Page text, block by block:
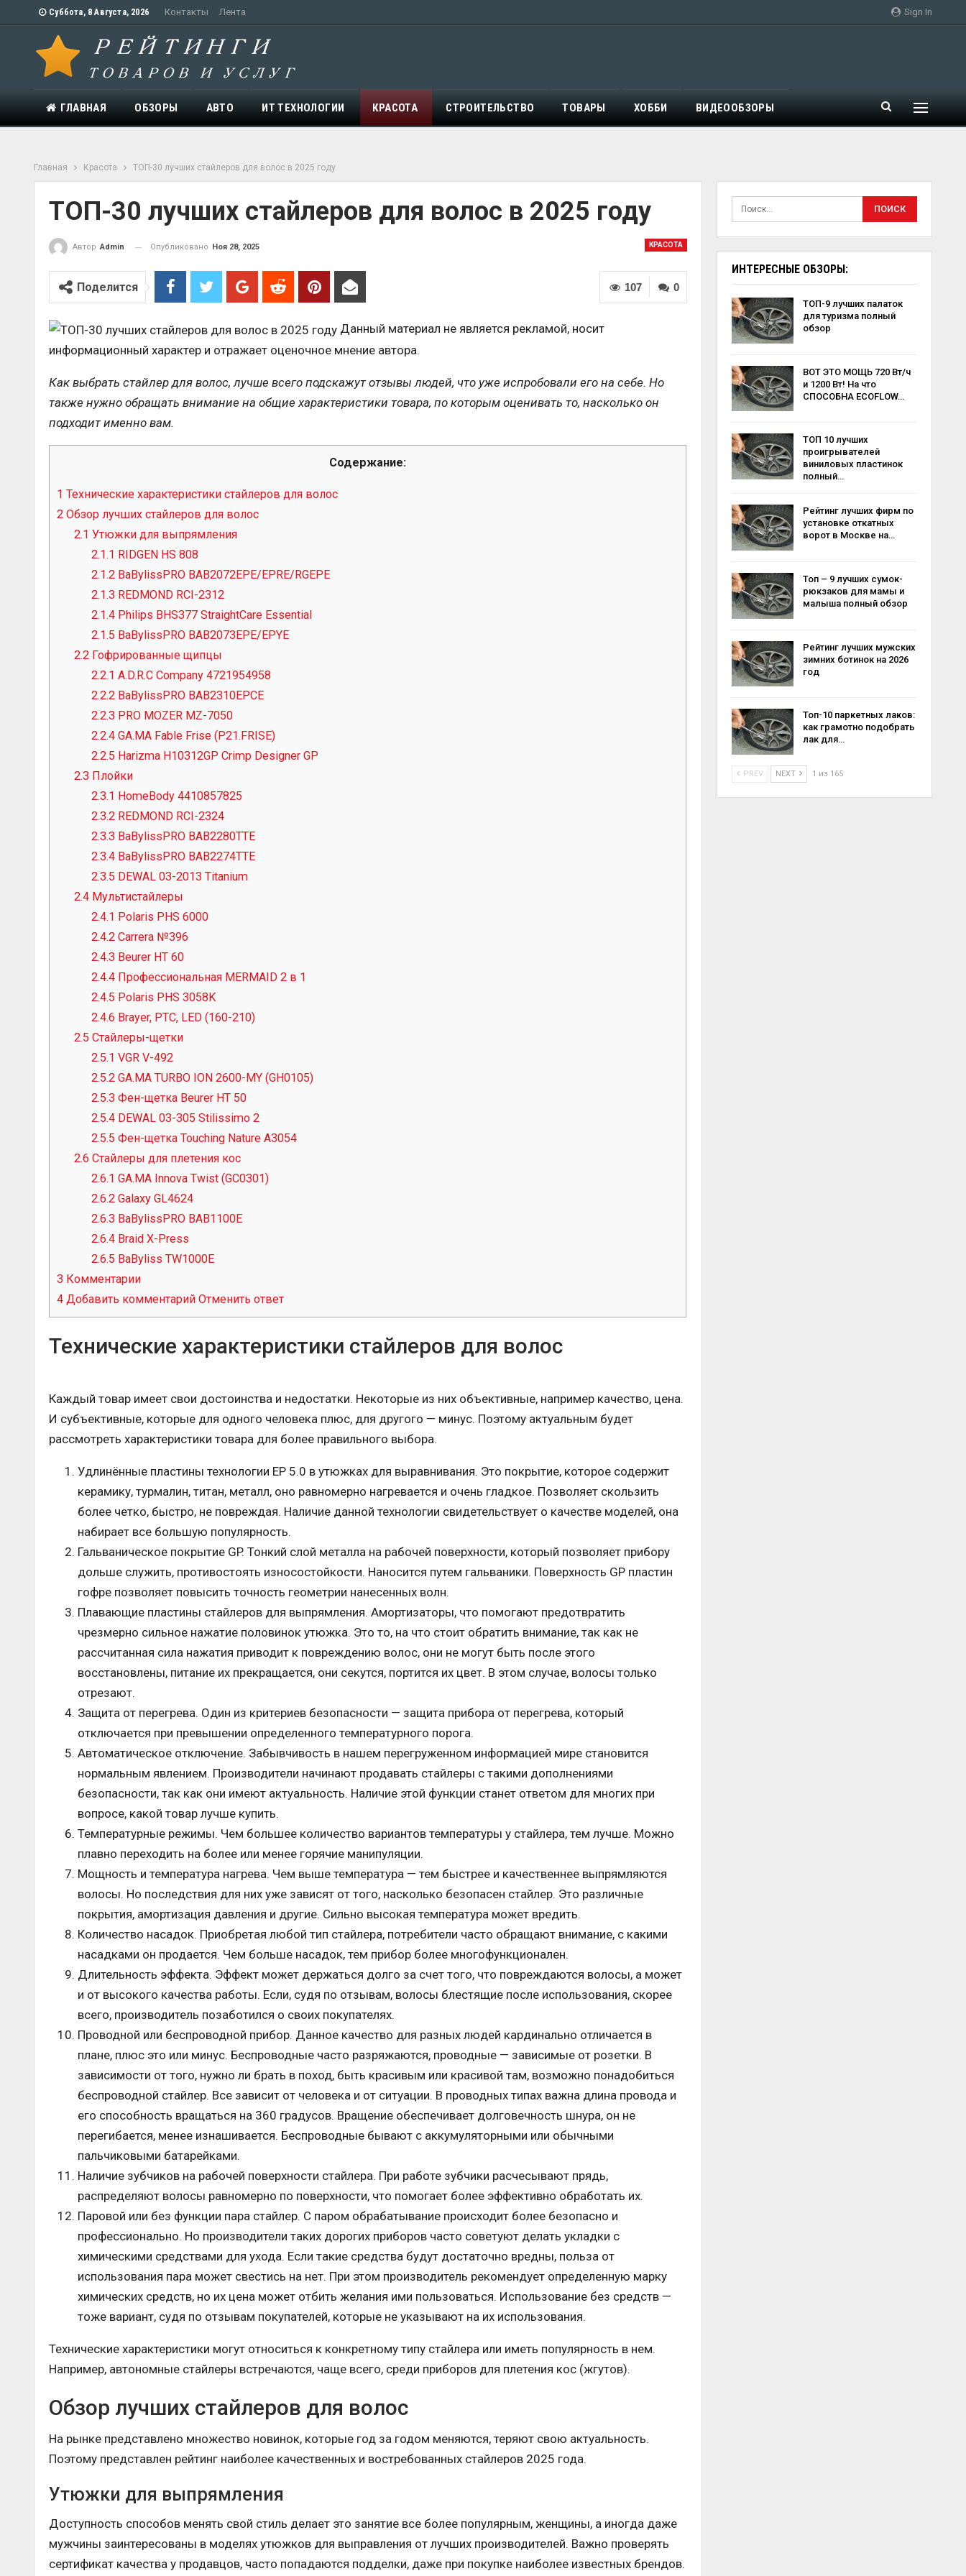
Sign In
Суббота, 8 Августа, 2026 Контакты Лента
ГЛАВНАЯ ОБЗОРЫ АВТО ИТ ТЕХНОЛОГИИ КРАСОТА СТРОИТЕЛЬСТВО ТОВАРЫ ХОББИ ВИДЕООБЗОРЫ
Главная Красота ТОП-30 лучших стайлеров для волос в 2025 году
ТОП-30 лучших стайлеров для волос в 2025 году
КРАСОТА
Автор Admin Опубликовано Ноя 28, 2025
0
107
Поделится
Данный материал не является рекламой, носит
информационный характер и отражает оценочное мнение автора.
Как выбрать стайлер для волос, лучше всего подскажут отзывы людей, что уже испробовали его на себе. Но
также нужно обращать внимание на общие характеристики товара, по которым оценивать то, насколько он
подходит именно вам.
Содержание:
1 Технические характеристики стайлеров для волос
2 Обзор лучших стайлеров для волос
2.1 Утюжки для выпрямления
2.1.1 RIDGEN HS 808
2.1.2 BaBylissPRO BAB2072EPE/EPRE/RGEPE
2.1.3 REDMOND RCI-2312
2.1.4 Philips BHS377 StraightCare Essential
2.1.5 BaBylissPRO BAB2073EPE/EPYE
2.2 Гофрированные щипцы
2.2.1 A.D.R.C Company 4721954958
2.2.2 BaBylissPRO BAB2310EPCE
2.2.3 PRO MOZER MZ-7050
2.2.4 GA.MA Fable Frise (P21.FRISE)
2.2.5 Harizma H10312GP Crimp Designer GP
2.3 Плойки
2.3.1 HomeBody 4410857825
2.3.2 REDMOND RCI-2324
2.3.3 BaBylissPRO BAB2280TTE
2.3.4 BaBylissPRO BAB2274TTE
2.3.5 DEWAL 03-2013 Titanium
2.4 Мультистайлеры
2.4.1 Polaris PHS 6000
2.4.2 Carrera №396
2.4.3 Beurer HT 60
2.4.4 Профессиональная MERMAID 2 в 1
2.4.5 Polaris PHS 3058K
2.4.6 Brayer, PTC, LED (160-210)
2.5 Стайлеры-щетки
2.5.1 VGR V-492
2.5.2 GA.MA TURBO ION 2600-MY (GH0105)
2.5.3 Фен-щетка Beurer HT 50
2.5.4 DEWAL 03-305 Stilissimo 2
2.5.5 Фен-щетка Touching Nature A3054
2.6 Стайлеры для плетения кос
2.6.1 GA.MA Innova Twist (GC0301)
2.6.2 Galaxy GL4624
2.6.3 BaBylissPRO BAB1100E
2.6.4 Braid X-Press
2.6.5 BaByliss TW1000E
3 Комментарии
4 Добавить комментарий Отменить ответ
Технические характеристики стайлеров для волос
Каждый товар имеет свои достоинства и недостатки. Некоторые из них объективные, например качество, цена.
И субъективные, которые для одного человека плюс, для другого — минус. Поэтому актуальным будет
рассмотреть характеристики товара для более правильного выбора.
Удлинённые пластины технологии ЕР 5.0 в утюжках для выравнивания. Это покрытие, которое содержит
керамику, турмалин, титан, металл, оно равномерно нагревается и очень гладкое. Позволяет скользить
более четко, быстро, не повреждая. Наличие данной технологии свидетельствует о качестве моделей, она
набирает все большую популярность.
Гальваническое покрытие GP. Тонкий слой металла на рабочей поверхности, который позволяет прибору
дольше служить, противостоять износостойкости. Наносится путем гальваники. Поверхность GP пластин
гофре позволяет повысить точность геометрии нанесенных волн.
Плавающие пластины стайлеров для выпрямления. Амортизаторы, что помогают предотвратить
чрезмерно сильное нажатие половинок утюжка. Это то, на что стоит обратить внимание, так как не
рассчитанная сила нажатия приводит к повреждению волос, они не могут быть после этого
восстановлены, питание их прекращается, они секутся, портится их цвет. В этом случае, волосы только
отрезают.
Защита от перегрева. Один из критериев безопасности — защита прибора от перегрева, который
отключается при превышении определенного температурного порога.
Автоматическое отключение. Забывчивость в нашем перегруженном информацией мире становится
нормальным явлением. Производители начинают продавать стайлеры с такими дополнениями
безопасности, так как они имеют актуальность. Наличие этой функции станет ответом для многих при
вопросе, какой товар лучше купить.
Температурные режимы. Чем большее количество вариантов температуры у стайлера, тем лучше. Можно
плавно переходить на более или менее горячие манипуляции.
Мощность и температура нагрева. Чем выше температура — тем быстрее и качественнее выпрямляются
волосы. Но последствия для них уже зависят от того, насколько безопасен стайлер. Это различные
покрытия, амортизация давления и другие. Сильно высокая температура может вредить.
Количество насадок. Приобретая любой тип стайлера, потребители часто обращают внимание, с какими
насадками он продается. Чем больше насадок, тем прибор более многофункционален.
Длительность эффекта. Эффект может держаться долго за счет того, что повреждаются волосы, а может
и от высокого качества работы. Если, судя по отзывам, волосы блестящие после использования, скорее
всего, производитель позаботился о своих покупателях.
Проводной или беспроводной прибор. Данное качество для разных людей кардинально отличается в
плане, плюс это или минус. Беспроводные часто разряжаются, проводные — зависимые от розетки. В
зависимости от того, нужно ли брать в поход, быть красивым или красивой там, возможно понадобиться
беспроводной стайлер. Все зависит от человека и от ситуации. В проводных типах важна длина провода и
его способность вращаться на 360 градусов. Вращение обеспечивает долговечность шнура, он не
перегибается, менее изнашивается. Беспроводные бывают с аккумуляторными или обычными
пальчиковыми батарейками.
Наличие зубчиков на рабочей поверхности стайлера. При работе зубчики расчесывают прядь,
распределяют волосы равномерно по поверхности, что помогает более эффективно обработать их.
Паровой или без функции пара стайлер. С паром обрабатывание происходит более безопасно и
профессионально. Но производители таких дорогих приборов часто советуют делать укладки с
химическими средствами для ухода. Если такие средства будут достаточно вредны, польза от
использования пара может свестись на нет. При этом производитель рекомендует определенную марку
химических средств, но их цена может отбить желания ими пользоваться. Использование без средств —
тоже вариант, судя по отзывам покупателей, которые не указывают на их использования.
Технические характеристики могут относиться к конкретному типу стайлера или иметь популярность в нем.
Например, автономные стайлеры встречаются, чаще всего, среди приборов для плетения кос (жгутов).
Обзор лучших стайлеров для волос
На рынке представлено множество новинок, которые год за годом меняются, теряют свою актуальность.
Поэтому представлен рейтинг наиболее качественных и востребованных стайлеров 2025 года.
Утюжки для выпрямления
Доступность способов менять свой стиль делает это занятие все более популярным, женщины, а иногда даже
мужчины заинтересованы в моделях утюжков для выправления от лучших производителей. Важно проверять
сертификат качества у продавцов, часто попадаются подделки, даже при покупке наиболее известных брендов.
ИНТЕРЕСНЫЕ ОБЗОРЫ:
ТОП-9 лучших палаток
для туризма полный
обзор
ВОТ ЭТО МОЩЬ 720 Вт/ч
и 1200 Вт! На что
СПОСОБНА ECOFLOW…
ТОП 10 лучших
проигрывателей
виниловых пластинок
полный…
Рейтинг лучших фирм по
установке откатных
ворот в Москве на…
Топ – 9 лучших сумок-
рюкзаков для мамы и
малыша полный обзор
Рейтинг лучших мужских
зимних ботинок на 2026
год
Топ-10 паркетных лаков:
как грамотно подобрать
лак для…
PREV NEXT 1 из 165